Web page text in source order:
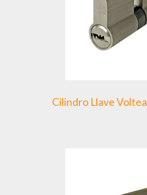
Cilindro Llave